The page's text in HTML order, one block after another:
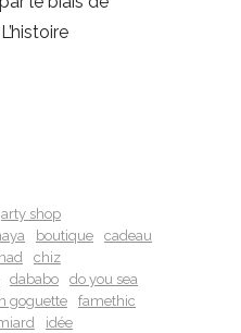
arty shop
boutique
cadeau
chiz
dababo
do you sea
goguette
famethic
idée